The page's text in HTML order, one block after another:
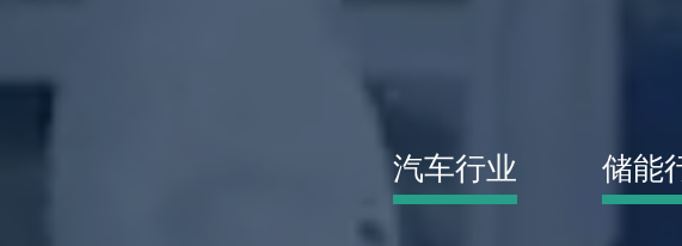
汽车行业 储能